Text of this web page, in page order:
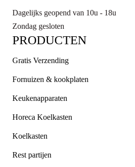
Dagelijks geopend van 10u - 18u
Zondag gesloten
PRODUCTEN
Gratis Verzending
Fornuizen & kookplaten
Keukenapparaten
Horeca Koelkasten
Koelkasten
Rest partijen